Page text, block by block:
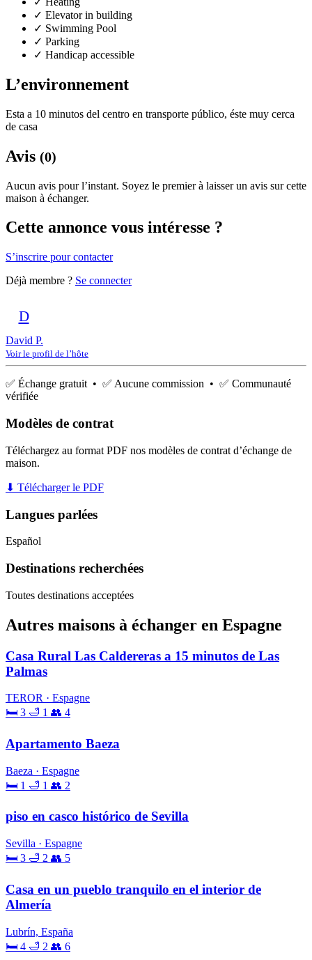
✓ Elevator in building
✓ Swimming Pool
✓ Parking
✓ Handicap accessible
L’environnement
Esta a 10 minutos del centro en transporte público, éste muy cerca
de casa
Avis (0)
Aucun avis pour l’instant. Soyez le premier à laisser un avis sur cette
maison à échanger.
Cette annonce vous intéresse ?
S’inscrire pour contacter
Déjà membre ? Se connecter
D
David P.
Voir le profil de l’hôte
✅ Échange gratuit • ✅ Aucune commission • ✅ Communauté
vérifiée
Modèles de contrat
Téléchargez au format PDF nos modèles de contrat d’échange de
maison.
⬇ Télécharger le PDF
Langues parlées
Español
Destinations recherchées
Toutes destinations acceptées
Autres maisons à échanger en Espagne
Casa Rural Las Caldereras a 15 minutos de Las
Palmas
TEROR · Espagne
🛏 3 🛁 1 👥 4
Apartamento Baeza
Baeza · Espagne
🛏 1 🛁 1 👥 2
piso en casco histórico de Sevilla
Sevilla · Espagne
🛏 3 🛁 2 👥 5
Casa en un pueblo tranquilo en el interior de
Almería
Lubrín, España
🛏 4 🛁 2 👥 6